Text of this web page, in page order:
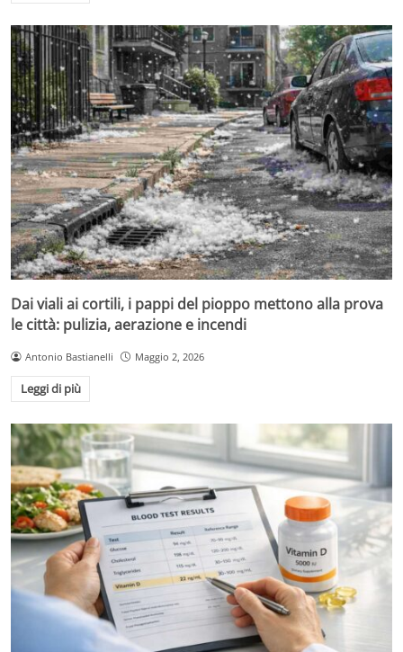
Dai viali ai cortili, i pappi del pioppo mettono alla prova
le città: pulizia, aerazione e incendi
Antonio Bastianelli Maggio 2, 2026
Leggi di più